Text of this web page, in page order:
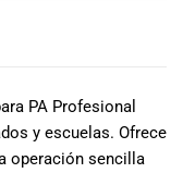
PA Profesional
y escuelas. Ofrece
operación sencilla